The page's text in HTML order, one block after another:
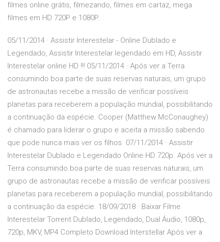
filmes online grátis, filmezando, filmes em cartaz, mega
filmes em HD 720P e 1080P.
05/11/2014 · Assistir Interestelar - Online Dublado e
Legendado, Assistir Interestelar legendado em HD, Assistir
Interestelar online HD !!! 05/11/2014 · Após ver a Terra
consumindo boa parte de suas reservas naturais, um grupo
de astronautas recebe a missão de verificar possíveis
planetas para receberem a população mundial, possibilitando
a continuação da espécie. Cooper (Matthew McConaughey)
é chamado para liderar o grupo e aceita a missão sabendo
que pode nunca mais ver os filhos. 07/11/2014 · Assistir
Interestelar Dublado e Legendado Online HD 720p. Após ver a
Terra consumindo boa parte de suas reservas naturais, um
grupo de astronautas recebe a missão de verificar possíveis
planetas para receberem a população mundial, possibilitando
a continuação da espécie. 18/09/2018 · Baixar Filme
Interestelar Torrent Dublado, Legendado, Dual Áudio, 1080p,
720p, MKV, MP4 Completo Download Interstellar Após ver a